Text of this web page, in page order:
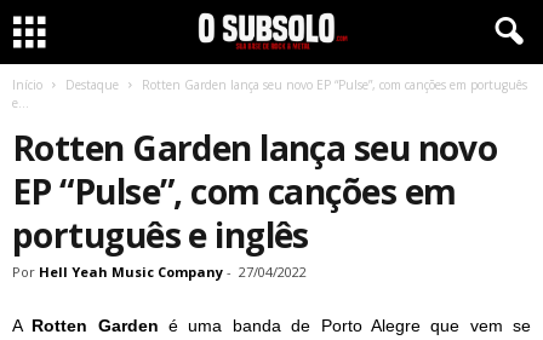
Início Destaque
Rotten Garden lança seu novo EP “Pulse”, com canções em português
e...
Rotten Garden lança seu novo
EP “Pulse”, com canções em
português e inglês
Por Hell Yeah Music Company - 27/04/2022
A Rotten Gardené uma banda de Porto Alegre que vem se